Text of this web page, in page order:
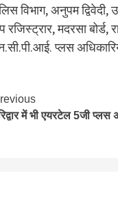
विभाग, अनुपम द्विवेदी,
रजिस्ट्रार, मदरसा
प्लस
में भी एयरटेल 5जी प्लस